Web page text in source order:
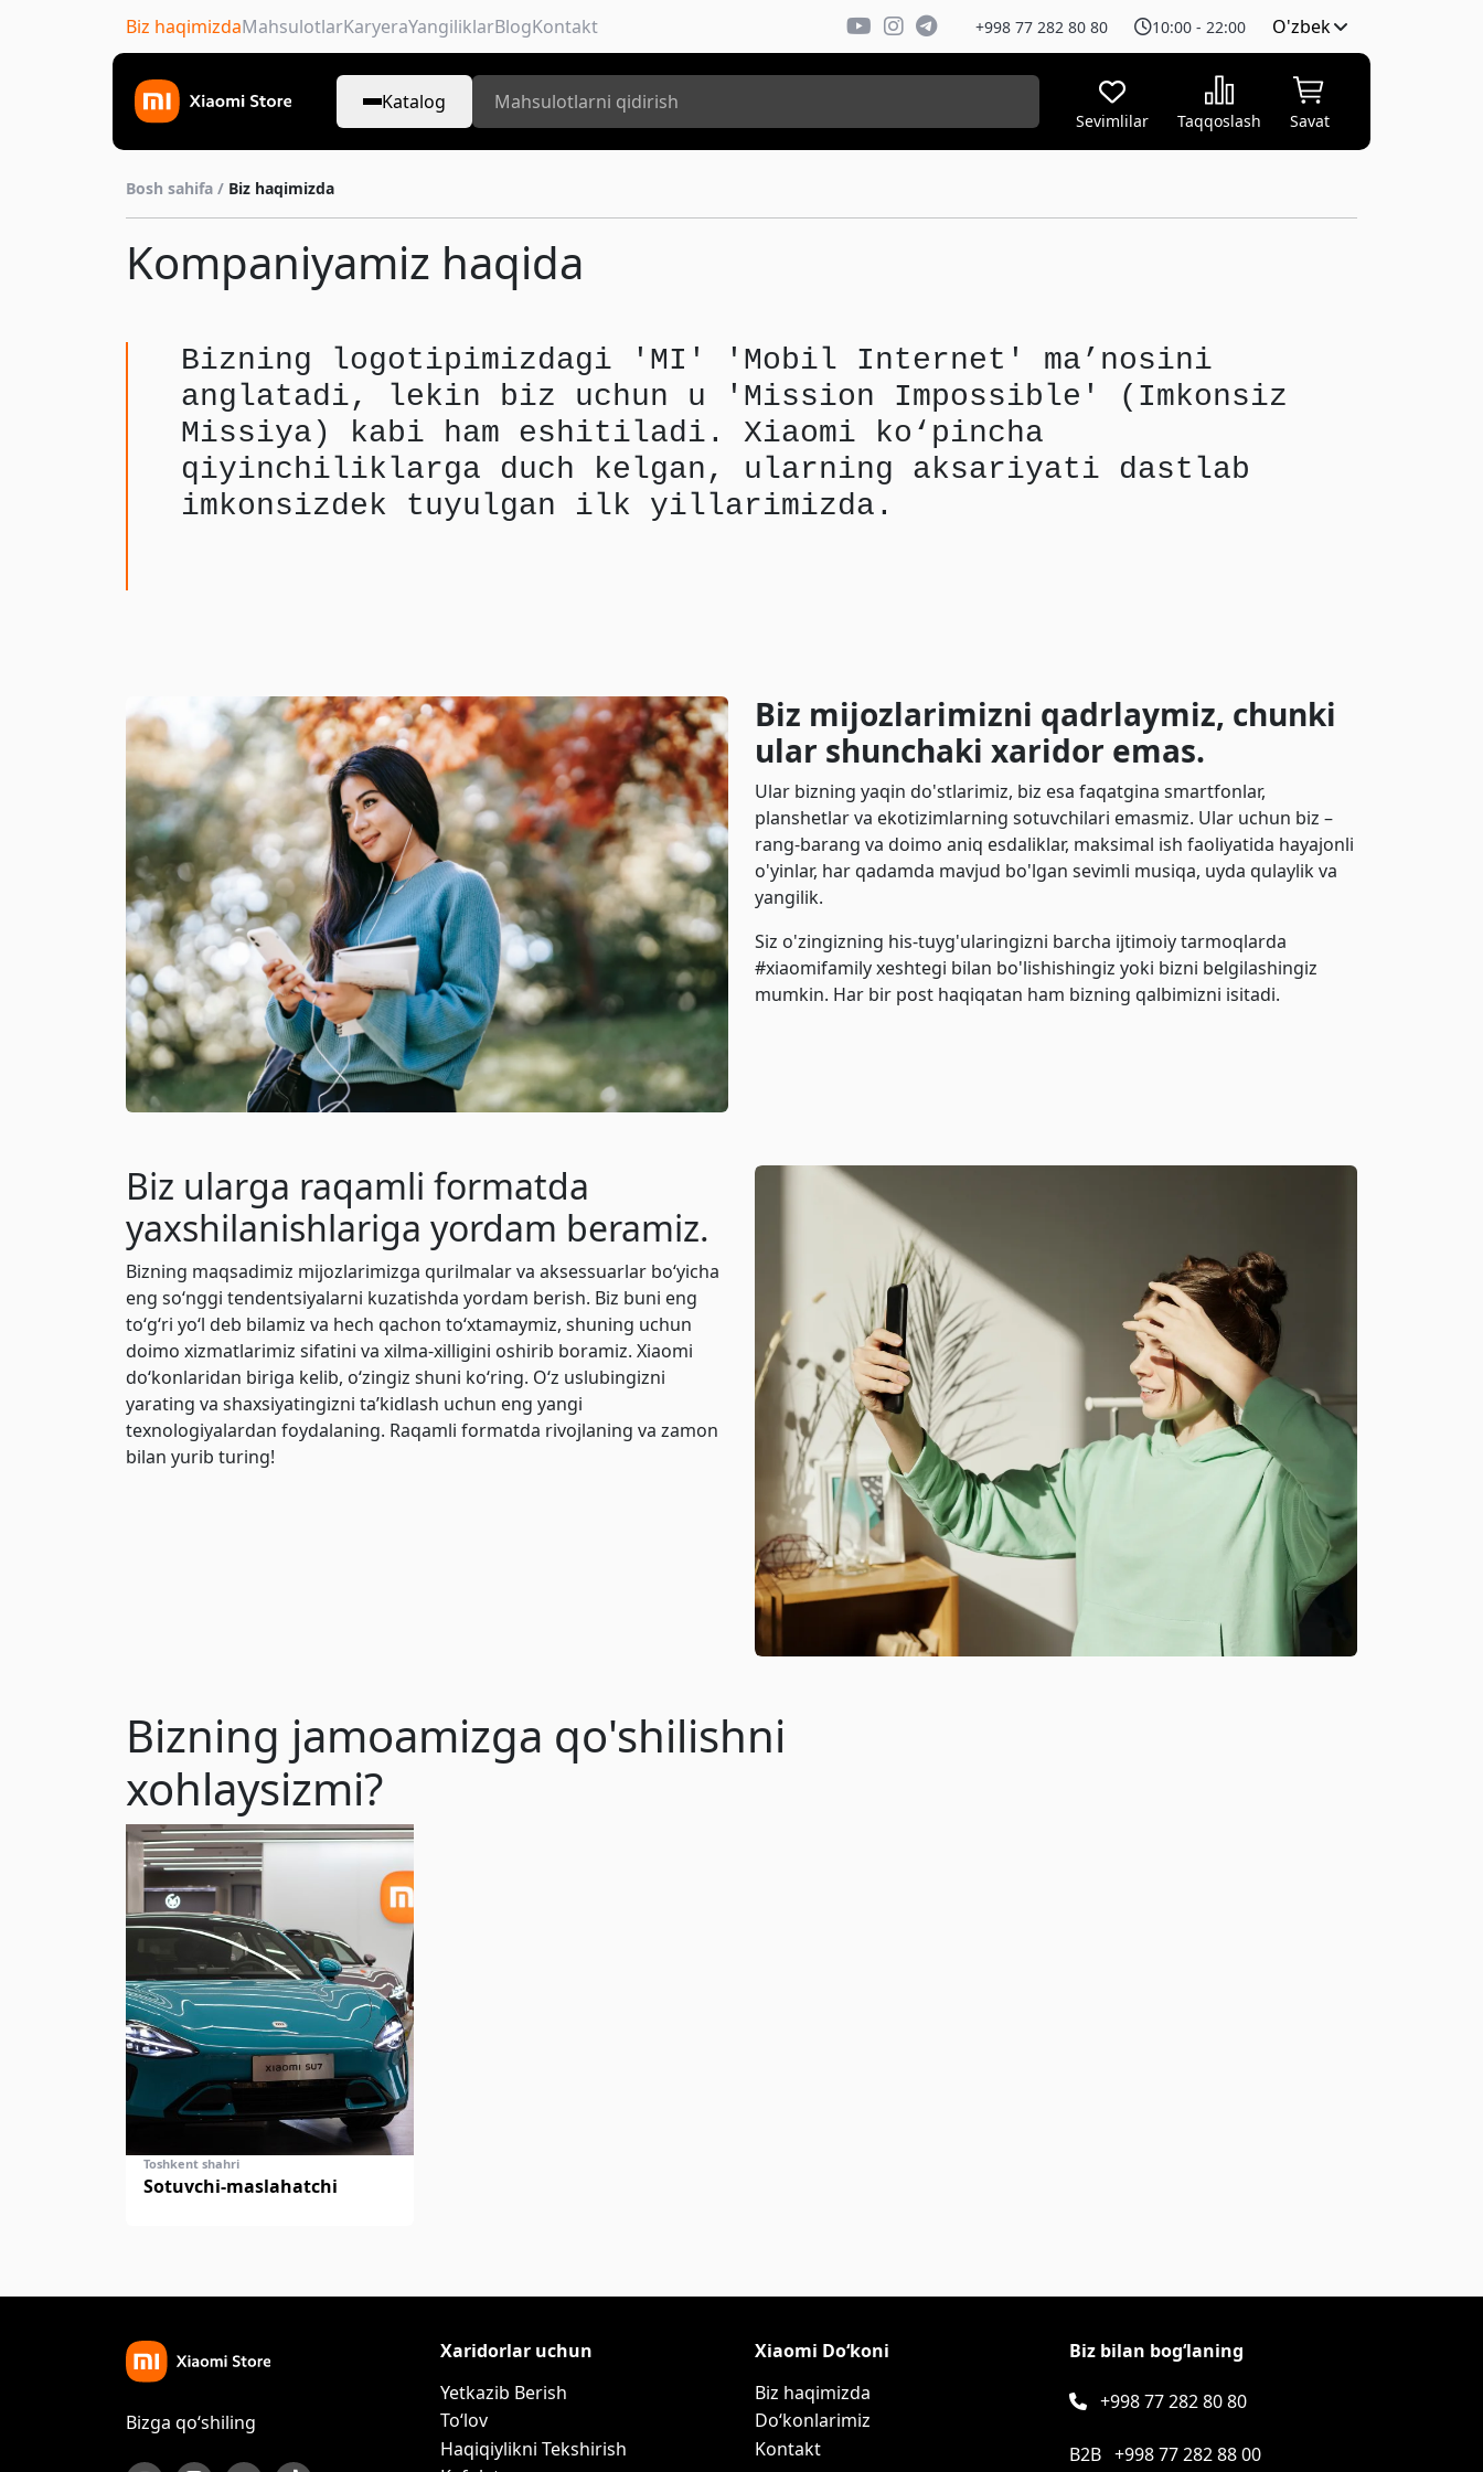
Biz haqimizdaMahsulotlarKaryeraYangiliklarBlogKontakt +998 77 282 80 80 10:00 - 22:00 O'zbek
Katalog
Sevimlilar Taqqoslash Savat
Bosh sahifa / Biz haqimizda
Kompaniyamiz haqida
Bizning logotipimizdagi 'MI' 'Mobil Internet' ma’nosini
anglatadi, lekin biz uchun u 'Mission Impossible' (Imkonsiz
Missiya) kabi ham eshitiladi. Xiaomi ko‘pincha
qiyinchiliklarga duch kelgan, ularning aksariyati dastlab
imkonsizdek tuyulgan ilk yillarimizda.
Biz mijozlarimizni qadrlaymiz, chunki
ular shunchaki xaridor emas.
Ular bizning yaqin do'stlarimiz, biz esa faqatgina smartfonlar,
planshetlar va ekotizimlarning sotuvchilari emasmiz. Ular uchun biz –
rang-barang va doimo aniq esdaliklar, maksimal ish faoliyatida hayajonli
o'yinlar, har qadamda mavjud bo'lgan sevimli musiqa, uyda qulaylik va
yangilik.
Siz o'zingizning his-tuyg'ularingizni barcha ijtimoiy tarmoqlarda
#xiaomifamily xeshtegi bilan bo'lishishingiz yoki bizni belgilashingiz
mumkin. Har bir post haqiqatan ham bizning qalbimizni isitadi.
Biz ularga raqamli formatda
yaxshilanishlariga yordam beramiz.
Bizning maqsadimiz mijozlarimizga qurilmalar va aksessuarlar bo‘yicha
eng so‘nggi tendentsiyalarni kuzatishda yordam berish. Biz buni eng
to‘g‘ri yo‘l deb bilamiz va hech qachon to‘xtamaymiz, shuning uchun
doimo xizmatlarimiz sifatini va xilma-xilligini oshirib boramiz. Xiaomi
do‘konlaridan biriga kelib, o‘zingiz shuni ko‘ring. O‘z uslubingizni
yarating va shaxsiyatingizni ta’kidlash uchun eng yangi
texnologiyalardan foydalaning. Raqamli formatda rivojlaning va zamon
bilan yurib turing!
Bizning jamoamizga qo'shilishni
xohlaysizmi?
Toshkent shahri
Sotuvchi-maslahatchi
Bizga qo‘shiling
Xaridorlar uchun
Yetkazib Berish
To‘lov
Haqiqiylikni Tekshirish
Xiaomi Do‘koni
Biz haqimizda
Do‘konlarimiz
Kontakt
Biz bilan bog‘laning
+998 77 282 80 80
B2B +998 77 282 88 00